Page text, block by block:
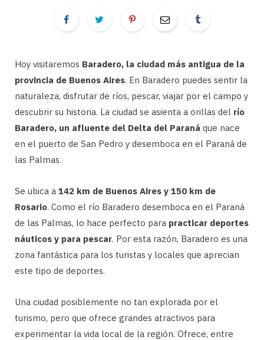
Hoy visitaremos Baradero, la ciudad más antigua de la
provincia de Buenos Aires. En Baradero puedes sentir la
naturaleza, disfrutar de ríos, pescar, viajar por el campo y
descubrir su historia. La ciudad se asienta a orillas del río
Baradero, un afluente del Delta del Paraná que nace
en el puerto de San Pedro y desemboca en el Paraná de
las Palmas.
Se ubica a 142 km de Buenos Aires y 150 km de
Rosario. Como el río Baradero desemboca en el Paraná
de las Palmas, lo hace perfecto para practicar deportes
náuticos y para pescar. Por esta razón, Baradero es una
zona fantástica para los turistas y locales que aprecian
este tipo de deportes.
Una ciudad posiblemente no tan explorada por el
turismo, pero que ofrece grandes atractivos para
experimentar la vida local de la región. Ofrece, entre